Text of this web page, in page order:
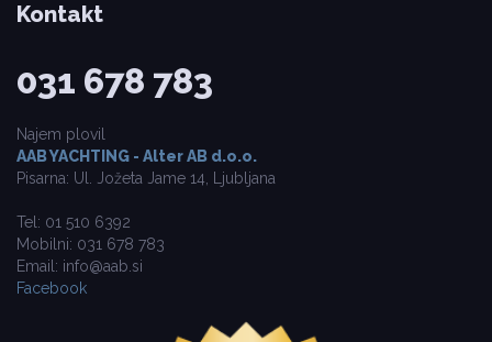
Kontakt
031 678 783
Najem plovil
AAB YACHTING - Alter AB d.o.o.
Pisarna: Ul. Jožeta Jame 14, Ljubljana
Tel: 01 510 6392
Mobilni: 031 678 783
Email: info@aab.si
Facebook